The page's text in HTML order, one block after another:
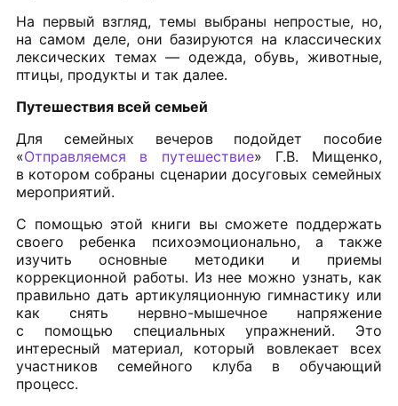
На первый взгляд, темы выбраны непростые, но,
на самом деле, они базируются на классических
лексических темах — одежда, обувь, животные,
птицы, продукты и так далее.
Путешествия всей семьей
Для семейных вечеров подойдет пособие
«Отправляемся в путешествие» Г.В. Мищенко,
в котором собраны сценарии досуговых семейных
мероприятий.
С помощью этой книги вы сможете поддержать
своего ребенка психоэмоционально, а также
изучить основные методики и приемы
коррекционной работы. Из нее можно узнать, как
правильно дать артикуляционную гимнастику или
как снять нервно-мышечное напряжение
с помощью специальных упражнений. Это
интересный материал, который вовлекает всех
участников семейного клуба в обучающий
процесс.